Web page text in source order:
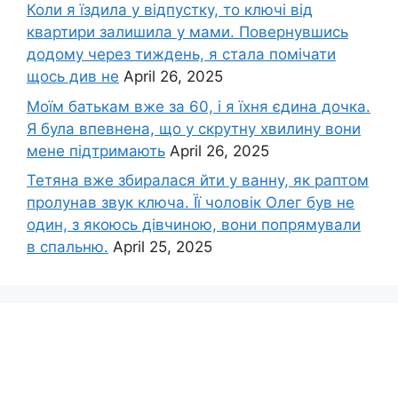
Коли я їздила у відпустку, то ключі від
квартири залишила у мами. Повернувшись
додому через тиждень, я стала помічати
щось див не April 26, 2025
Моїм батькам вже за 60, і я їхня єдина дочка.
Я була впевнена, що у скрутну хвилину вони
мене підтримають April 26, 2025
Тетяна вже збиралася йти у ванну, як раптом
пролунав звук ключа. Її чоловік Олег був не
один, з якоюсь дівчиною, вони попрямували
в спальню. April 25, 2025